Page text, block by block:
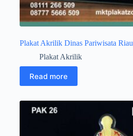
Plakat Akrilik Dinas Pariwisata Riau
Plakat Akrilik
Read more